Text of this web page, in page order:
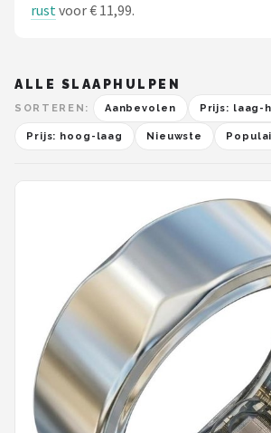
rustvoor € 11,99.
ALLE SLAAPHULPEN
SORTEREN: Aanbevolen Prijs: laag-
Prijs: hoog-laag Nieuwste